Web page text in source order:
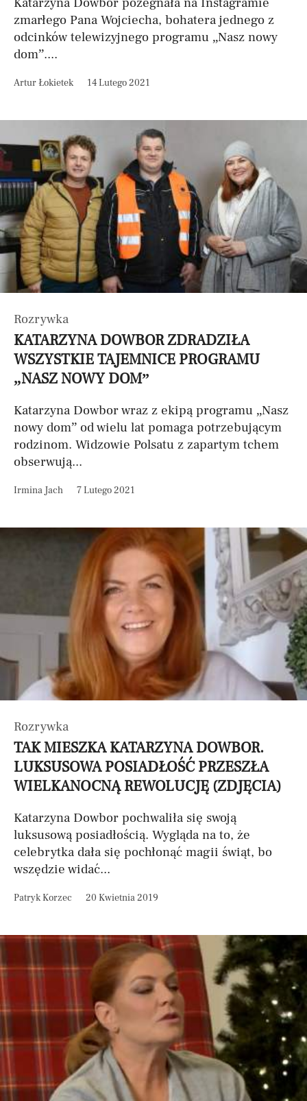
zmarłego Pana Wojciecha, bohatera jednego z
odcinków telewizyjnego programu „Nasz nowy
dom”....
Artur Łokietek 14 Lutego 2021
Rozrywka
KATARZYNA DOWBOR ZDRADZIŁA
WSZYSTKIE TAJEMNICE PROGRAMU
„NASZ NOWY DOM”
Katarzyna Dowbor wraz z ekipą programu „Nasz
nowy dom” od wielu lat pomaga potrzebującym
rodzinom. Widzowie Polsatu z zapartym tchem
obserwują...
Irmina Jach 7 Lutego 2021
Rozrywka
TAK MIESZKA KATARZYNA DOWBOR.
LUKSUSOWA POSIADŁOŚĆ PRZESZŁA
WIELKANOCNĄ REWOLUCJĘ (ZDJĘCIA)
Katarzyna Dowbor pochwaliła się swoją
luksusową posiadłością. Wygląda na to, że
celebrytka dała się pochłonąć magii świąt, bo
wszędzie widać...
Patryk Korzec 20 Kwietnia 2019